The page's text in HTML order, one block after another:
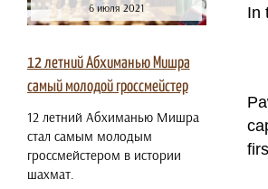
6 июля 2021
12 летний Абхиманью Мишра
самый молодой гроссмейстер
12 летний Абхиманью Мишра
стал самым молодым
гроссмейстером в истории
шахмат.
In